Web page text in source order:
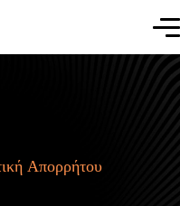
Απορρήτου